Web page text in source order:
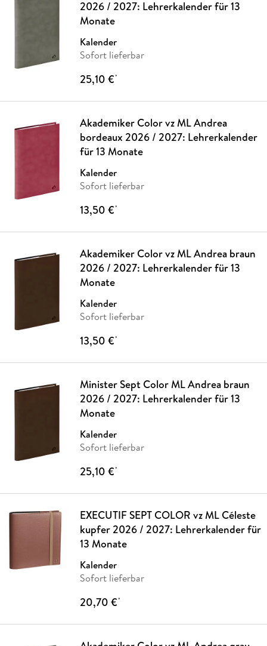
2026 / 2027: Lehrerkalender für 13
Monate
Kalender
Sofort lieferbar
25,10 €*
Akademiker Color vz ML Andrea
bordeaux 2026 / 2027: Lehrerkalender
für 13 Monate
Kalender
Sofort lieferbar
13,50 €*
Akademiker Color vz ML Andrea braun
2026 / 2027: Lehrerkalender für 13
Monate
Kalender
Sofort lieferbar
13,50 €*
Minister Sept Color ML Andrea braun
2026 / 2027: Lehrerkalender für 13
Monate
Kalender
Sofort lieferbar
25,10 €*
EXECUTIF SEPT COLOR vz ML Céleste
kupfer 2026 / 2027: Lehrerkalender für
13 Monate
Kalender
Sofort lieferbar
20,70 €*